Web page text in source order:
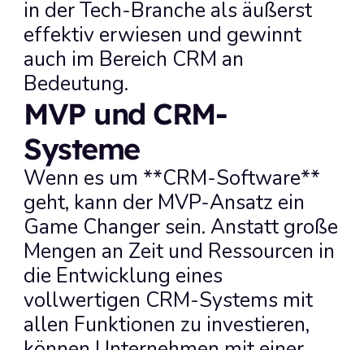
in der Tech-Branche als äußerst
effektiv erwiesen und gewinnt
auch im Bereich CRM an
Bedeutung.
MVP und CRM-
Systeme
Wenn es um **CRM-Software**
geht, kann der MVP-Ansatz ein
Game Changer sein. Anstatt große
Mengen an Zeit und Ressourcen in
die Entwicklung eines
vollwertigen CRM-Systems mit
allen Funktionen zu investieren,